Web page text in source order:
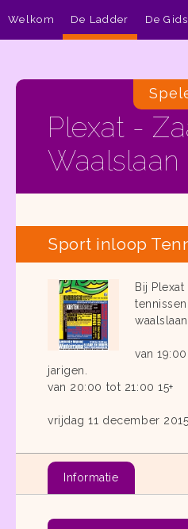
Plexat -
Waalslaan
Sport inloop
Bij
waalslaan.
van
jarigen.
van 20:00 tot 21:00 15+
vrijdag 11 december 2015
Informatie
Welkom De Ladder De Gids